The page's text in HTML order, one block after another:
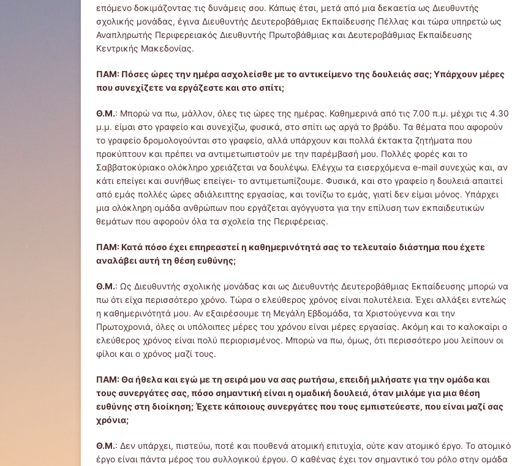
επόμενο δοκιμάζοντας τις δυνάμεις σου. Κάπως έτσι, μετά από μια δεκαετία ως Διευθυντής
σχολικής μονάδας, έγινα Διευθυντής Δευτεροβάθμιας Εκπαίδευσης Πέλλας και τώρα υπηρετώ ως
Αναπληρωτής Περιφερειακός Διευθυντής Πρωτοβάθμιας και Δευτεροβάθμιας Εκπαίδευσης
Κεντρικής Μακεδονίας.
ΠΑΜ: Πόσες ώρες την ημέρα ασχολείσθε με το αντικείμενο της δουλειάς σας; Υπάρχουν μέρες
που συνεχίζετε να εργάζεστε και στο σπίτι;
Θ.Μ.: Μπορώ να πω, μάλλον, όλες τις ώρες της ημέρας. Καθημερινά από τις 7.00 π.μ. μέχρι τις 4.30
μ.μ. είμαι στο γραφείο και συνεχίζω, φυσικά, στο σπίτι ως αργά το βράδυ. Τα θέματα που αφορούν
το γραφείο δρομολογούνται στο γραφείο, αλλά υπάρχουν και πολλά έκτακτα ζητήματα που
προκύπτουν και πρέπει να αντιμετωπιστούν με την παρέμβασή μου. Πολλές φορές και το
Σαββατοκύριακο ολόκληρο χρειάζεται να δουλέψω. Ελέγχω τα εισερχόμενα e-mail συνεχώς και, αν
κάτι επείγει ­και συνήθως επείγει- το αντιμετωπίζουμε. Φυσικά, και στο γραφείο η δουλειά απαιτεί
από εμάς πολλές ώρες αδιάλειπτης εργασίας, και τονίζω το εμάς, γιατί δεν είμαι μόνος. Υπάρχει
μια ολόκληρη ομάδα ανθρώπων που εργάζεται αγόγγυστα για την επίλυση των εκπαιδευτικών
θεμάτων που αφορούν όλα τα σχολεία της Περιφέρειας.
ΠΑΜ: Κατά πόσο έχει επηρεαστεί η καθημερινότητά σας το τελευταίο διάστημα που έχετε
αναλάβει αυτή τη θέση ευθύνης;
Θ.Μ.: Ως Διευθυντής σχολικής μονάδας και ως Διευθυντής Δευτεροβάθμιας Εκπαίδευσης μπορώ να
πω ότι είχα περισσότερο χρόνο. Τώρα ο ελεύθερος χρόνος είναι πολυτέλεια. Έχει αλλάξει εντελώς
η καθημερινότητά μου. Αν εξαιρέσουμε τη Μεγάλη Εβδομάδα, τα Χριστούγεννα και την
Πρωτοχρονιά, όλες οι υπόλοιπες μέρες του χρόνου είναι μέρες εργασίας. Ακόμη και το καλοκαίρι ο
ελεύθερος χρόνος είναι πολύ περιορισμένος. Μπορώ να πω, όμως, ότι περισσότερο μου λείπουν οι
φίλοι και ο χρόνος μαζί τους.
ΠΑΜ: Θα ήθελα και εγώ με τη σειρά μου να σας ρωτήσω, επειδή μιλήσατε για την ομάδα και
τους συνεργάτες σας, πόσο σημαντική είναι η ομαδική δουλειά, όταν μιλάμε για μια θέση
ευθύνης στη διοίκηση; Έχετε κάποιους συνεργάτες που τους εμπιστεύεστε, που είναι μαζί σας
χρόνια;
Θ.Μ.: Δεν υπάρχει, πιστεύω, ποτέ και πουθενά ατομική επιτυχία, ούτε καν ατομικό έργο. Το ατομικό
έργο είναι πάντα μέρος του συλλογικού έργου. Ο καθένας έχει τον σημαντικό του ρόλο στην ομάδα